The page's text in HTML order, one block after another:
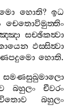
හොති?ඉධ
චෙතොවිමුත‍්තිං
සච‍්ඡිකත්‍වා
ඵස‍්සිත්‍වා
හොති.
සමණසුඛුමාලො
බහුලං
චීවරං
බහුලං